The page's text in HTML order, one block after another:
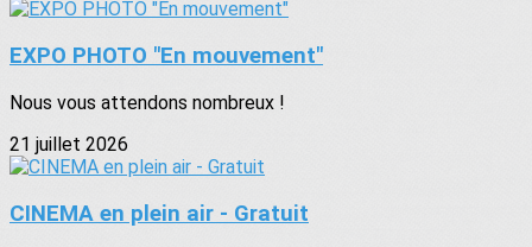
EXPO PHOTO "En mouvement"
Nous vous attendons nombreux !
21 juillet 2026
CINEMA en plein air - Gratuit